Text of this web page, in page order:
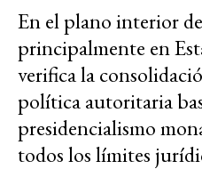
En el plano interior
principalmente en
verifica la
política autoritaria
presidencialismo
todos los límites